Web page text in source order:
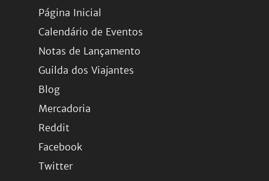
Página Inicial
Calendário de Eventos
Notas de Lançamento
Guilda dos Viajantes
Blog
Mercadoria
Reddit
Facebook
Twitter